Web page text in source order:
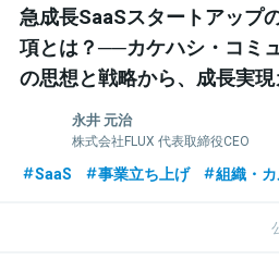
急成長SaaSスタートアップ
項とは？──カケハシ・コミ
の思想と戦略から、成長実
永井 元治
株式会社FLUX 代表取締役CEO
SaaS 事業立ち上げ 組織・